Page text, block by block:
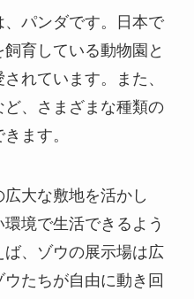
パンダです。日本で
育している動物園と
れています。また、
、さまざまな種類の
ます。
大な敷地を活かし
境で生活できるよう
、ゾウの展示場は広
たちが自由に動き回